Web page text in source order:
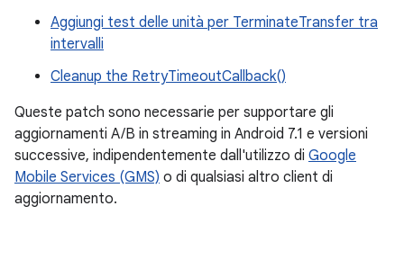
Aggiungi test delle unità per TerminateTransfer tra
intervalli
Cleanup the RetryTimeoutCallback()
Queste patch sono necessarie per supportare gli
aggiornamenti A/B in streaming in Android 7.1 e versioni
successive, indipendentemente dall'utilizzo di Google
Mobile Services (GMS) o di qualsiasi altro client di
aggiornamento.